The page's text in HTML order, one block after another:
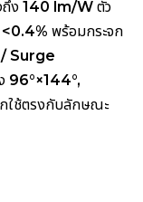
ถึง 140 lm/W ตัว
พร้อมกระจก
Surge
96°×144°,
กใช้ตรงกับลักษณะ